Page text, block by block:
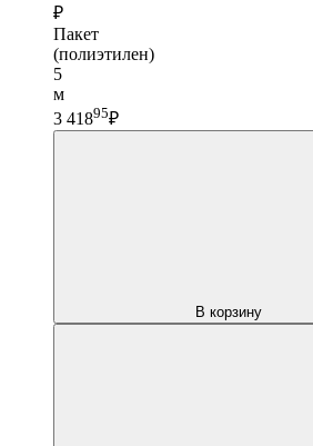
₽
Пакет
(полиэтилен)
5
м
3 41895₽
В корзину